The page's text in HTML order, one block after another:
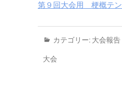
第９回大会用 梗概テン
カテゴリー: 大会報告
大会